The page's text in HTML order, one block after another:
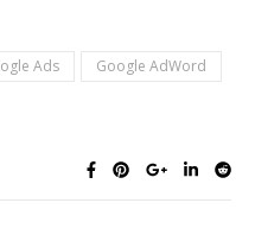
Ads Google AdWord